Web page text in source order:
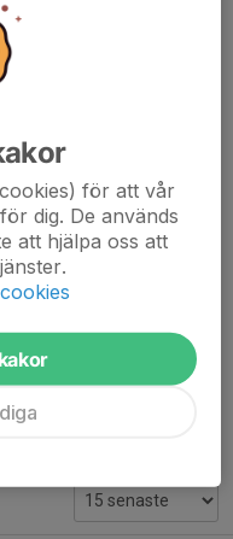
misstag som vi
det och vi får 4 poäng
vi tar oss an 2 nya
för att vår
dig. De används
att hjälpa oss att